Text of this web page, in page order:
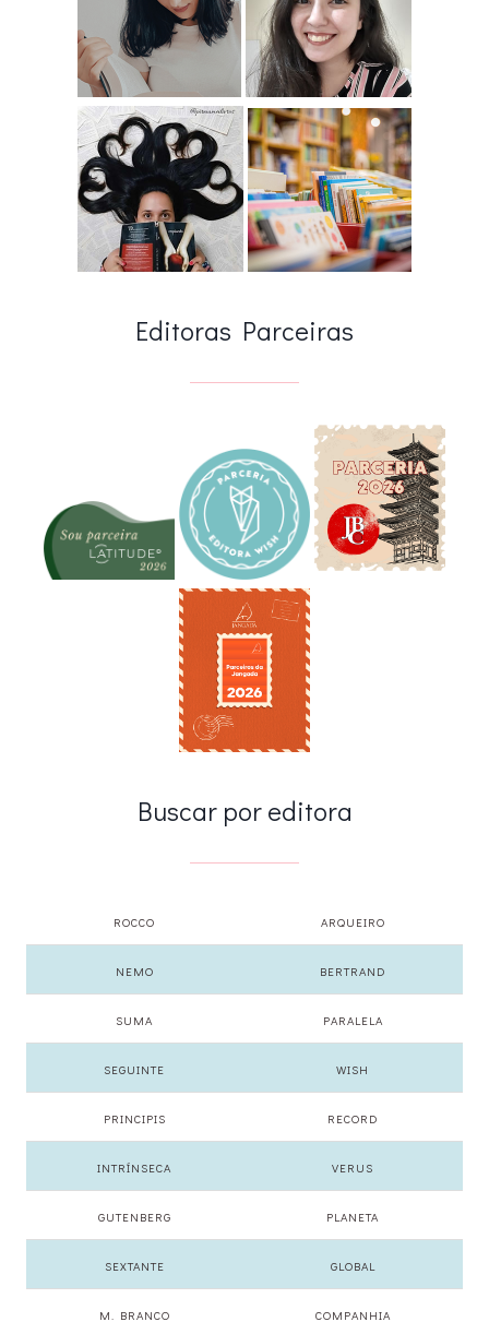
Editoras Parceiras
Buscar por editora
ROCCO ARQUEIRO
NEMO BERTRAND
SUMA PARALELA
SEGUINTE WISH
PRINCIPIS RECORD
INTRÍNSECA VERUS
GUTENBERG PLANETA
SEXTANTE GLOBAL
M. BRANCO COMPANHIA